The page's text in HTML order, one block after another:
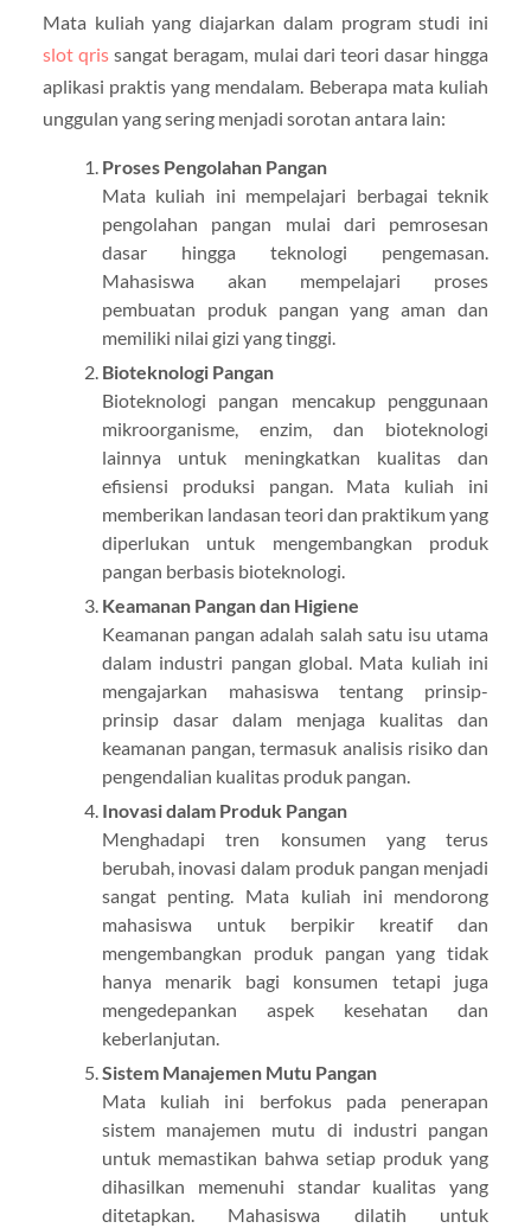
Mata kuliah yang diajarkan dalam program studi ini
slot qris sangat beragam, mulai dari teori dasar hingga
aplikasi praktis yang mendalam. Beberapa mata kuliah
unggulan yang sering menjadi sorotan antara lain:
Proses Pengolahan Pangan
Mata kuliah ini mempelajari berbagai teknik
pengolahan pangan mulai dari pemrosesan
dasar hingga teknologi pengemasan.
Mahasiswa akan mempelajari proses
pembuatan produk pangan yang aman dan
memiliki nilai gizi yang tinggi.
Bioteknologi Pangan
Bioteknologi pangan mencakup penggunaan
mikroorganisme, enzim, dan bioteknologi
lainnya untuk meningkatkan kualitas dan
efisiensi produksi pangan. Mata kuliah ini
memberikan landasan teori dan praktikum yang
diperlukan untuk mengembangkan produk
pangan berbasis bioteknologi.
Keamanan Pangan dan Higiene
Keamanan pangan adalah salah satu isu utama
dalam industri pangan global. Mata kuliah ini
mengajarkan mahasiswa tentang prinsip-
prinsip dasar dalam menjaga kualitas dan
keamanan pangan, termasuk analisis risiko dan
pengendalian kualitas produk pangan.
Inovasi dalam Produk Pangan
Menghadapi tren konsumen yang terus
berubah, inovasi dalam produk pangan menjadi
sangat penting. Mata kuliah ini mendorong
mahasiswa untuk berpikir kreatif dan
mengembangkan produk pangan yang tidak
hanya menarik bagi konsumen tetapi juga
mengedepankan aspek kesehatan dan
keberlanjutan.
Sistem Manajemen Mutu Pangan
Mata kuliah ini berfokus pada penerapan
sistem manajemen mutu di industri pangan
untuk memastikan bahwa setiap produk yang
dihasilkan memenuhi standar kualitas yang
ditetapkan. Mahasiswa dilatih untuk